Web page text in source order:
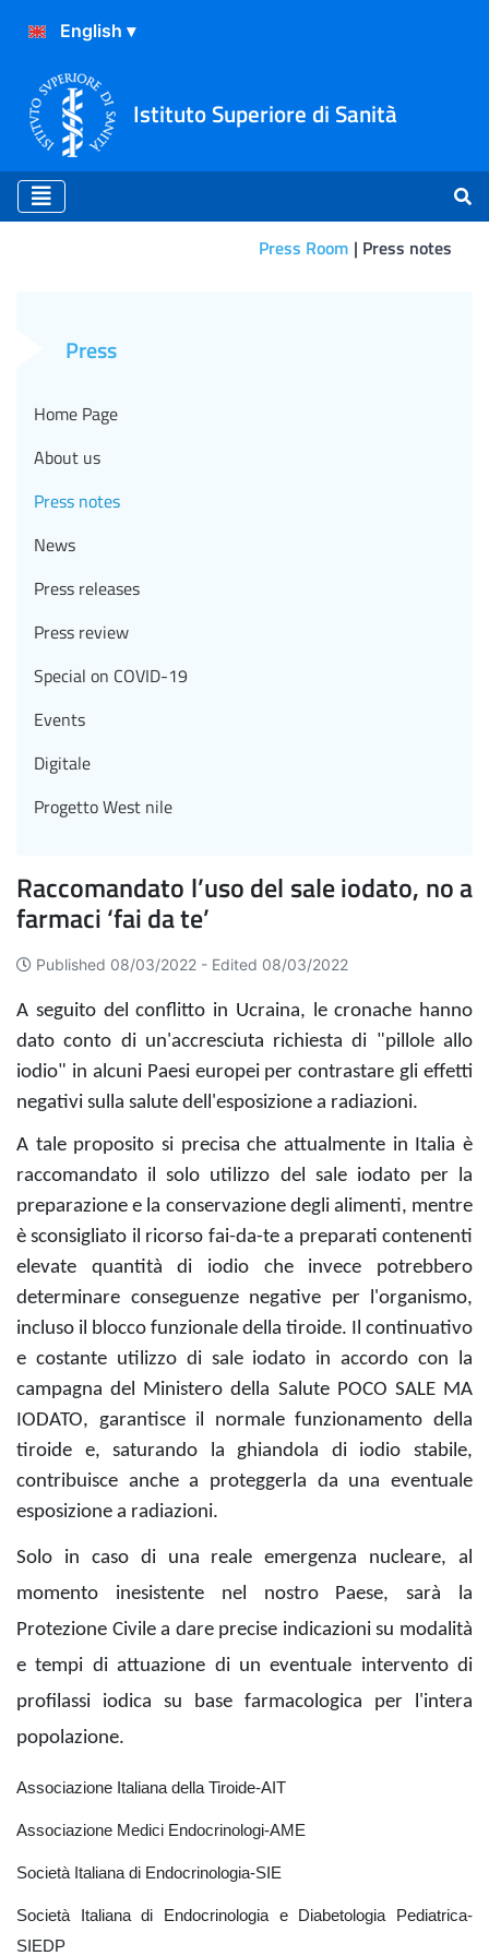
Istituto Superiore di Sanità
Press Room Press notes
Raccomandato l’uso del sale iodato, no a
farmaci ‘fai da te’
Published 08/03/2022 - Edited 08/03/2022
A seguito del conflitto in Ucraina, le cronache hanno
dato conto di un'accresciuta richiesta di "pillole allo
iodio" in alcuni Paesi europei per contrastare gli effetti
negativi sulla salute dell'esposizione a radiazioni.
A tale proposito si precisa che attualmente in Italia è
raccomandato il solo utilizzo del sale iodato per la
preparazione e la conservazione degli alimenti, mentre
è sconsigliato il ricorso fai-da-te a preparati contenenti
elevate quantità di iodio che invece potrebbero
determinare conseguenze negative per l'organismo,
incluso il blocco funzionale della tiroide. Il continuativo
e costante utilizzo di sale iodato in accordo con la
campagna del Ministero della Salute POCO SALE MA
IODATO, garantisce il normale funzionamento della
tiroide e, saturando la ghiandola di iodio stabile,
contribuisce anche a proteggerla da una eventuale
esposizione a radiazioni.
Solo in caso di una reale emergenza nucleare, al
momento inesistente nel nostro Paese, sarà la
Protezione Civile a dare precise indicazioni su modalità
e tempi di attuazione di un eventuale intervento di
profilassi iodica su base farmacologica per l'intera
popolazione.
Associazione Italiana della Tiroide-AIT
Associazione Medici Endocrinologi-AME
Società Italiana di Endocrinologia-SIE
Società Italiana di Endocrinologia e Diabetologia Pediatrica-
SIEDP
Press
Home Page
About us
Press notes
News
Press releases
Press review
Special on COVID-19
Events
Digitale
Progetto West nile